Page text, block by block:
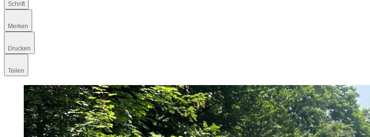
Schrift
Merken
Drucken
Teilen